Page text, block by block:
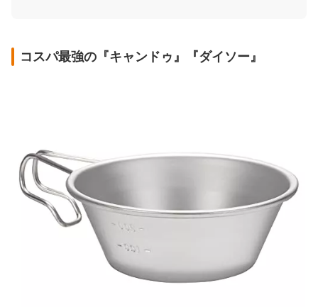
コスパ最強の『キャンドゥ』『ダイソー』